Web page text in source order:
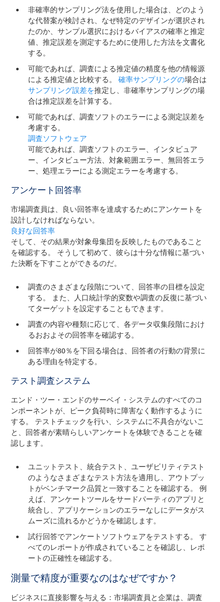
非確率的サンプリング法を使用した場合は、どのよう
な代替案が検討され、なぜ特定のデザインが選択され
たのか、サンプル選択におけるバイアスの確率と推定
値、推定誤差を測定するために使用した方法を文書化
する。
可能であれば、調査による推定値の精度を他の情報源
による推定値と比較する。確率サンプリングの場合は
サンプリング誤差を推定し、非確率サンプリングの場
合は推定誤差を計算する。
可能であれば、調査ソフトのエラーによる測定誤差を
考慮する。
調査ソフトウェア
可能であれば、調査ソフトのエラー、インタビュア
ー、インタビュー方法、対象範囲エラー、無回答エラ
ー、処理エラーによる測定エラーを考慮する。
アンケート回答率
市場調査員は、良い回答率を達成するためにアンケートを
設計しなければならない。
良好な回答率
そして、その結果が対象母集団を反映したものであること
を確認する。 そうして初めて、彼らは十分な情報に基づい
た決断を下すことができるのだ。
調査のさまざまな段階について、回答率の目標を設定
する。 また、人口統計学的変数や調査の反復に基づい
てターゲットを設定することもできます。
調査の内容や種類に応じて、各データ収集段階におけ
るおおよその回答率を確認する。
回答率が80％を下回る場合は、回答者の行動の背景に
ある理由を特定する。
テスト調査システム
エンド・ツー・エンドのサーベイ・システムのすべてのコ
ンポーネントが、ピーク負荷時に障害なく動作するように
する。 テストチェックを行い、システムに不具合がないこ
と、回答者が素晴らしいアンケートを体験できることを確
認します。
ユニットテスト、統合テスト、ユーザビリティテスト
のようなさまざまなテスト方法を適用し、アウトプッ
トがベンチマーク品質と一致することを確認する。 例
えば、アンケートツールをサードパーティのアプリと
統合し、アプリケーションのエラーなしにデータがス
ムーズに流れるかどうかを確認します。
試行回答でアンケートソフトウェアをテストする。 す
べてのレポートが作成されていることを確認し、レポ
ートの正確性を確認する。
測量で精度が重要なのはなぜですか？
ビジネスに直接影響を与える：市場調査員と企業は、調査